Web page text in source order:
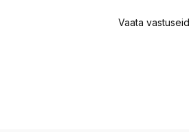
Vaata vastuseid